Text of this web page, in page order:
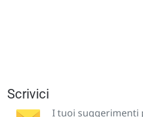
Scrivici
I tuoi suggerimenti